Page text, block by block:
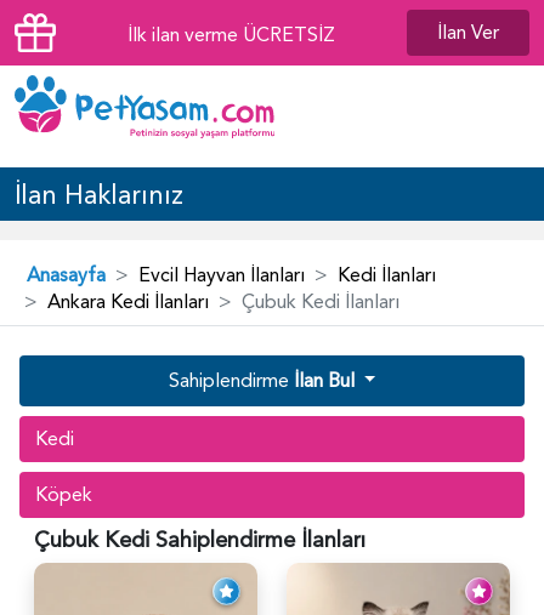
İlk ilan verme ÜCRETSİZ İlan Ver
İlan Haklarınız
Anasayfa Evcil Hayvan İlanları
Kedi İlanları
Ankara Kedi İlanları
Çubuk Kedi İlanları
Sahiplendirme İlan Bul
Kedi
Köpek
Çubuk Kedi Sahiplendirme İlanları